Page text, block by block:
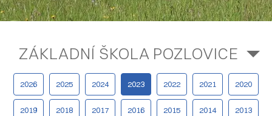
ZÁKLADNÍ ŠKOLA POZLOVICE
2026 2025 2024 2023 2022 2021 2020
2019 2018 2017 2016 2015 2014 2013